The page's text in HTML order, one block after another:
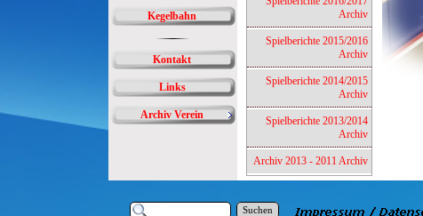
Kegelbahn
Kontakt
Links
Archiv Verein
Archiv
Spielberichte 2015/2016
Archiv
Spielberichte 2014/2015
Archiv
Spielberichte 2013/2014
Archiv
Archiv 2013 - 2011 Archiv
Suchen